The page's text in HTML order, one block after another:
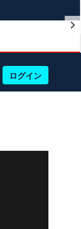
ログイン